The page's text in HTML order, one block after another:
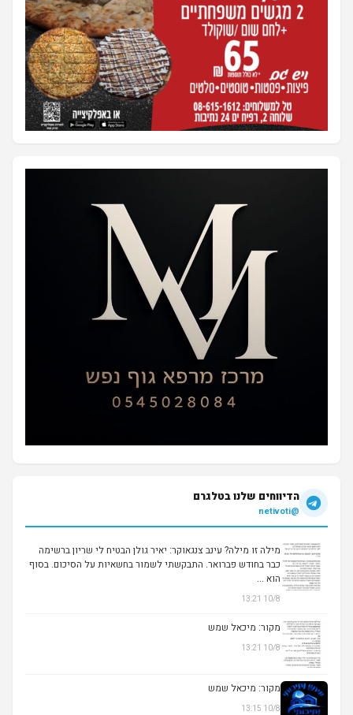
הדיווחים שלנו בטלגרם
@netivoti
מילה זו מילה? עינב צנגאוקר: יאיר גולן הבטיח לי שריון ברשימה
כבר בחודש פברואר. התבקשתי לשמור בחשאיות על הסיכום. בסוף
הוא ...
10/8 13:21
מקור: מיכאל שמש
10/8 13:21
מקור: מיכאל שמש
10/8 13:15